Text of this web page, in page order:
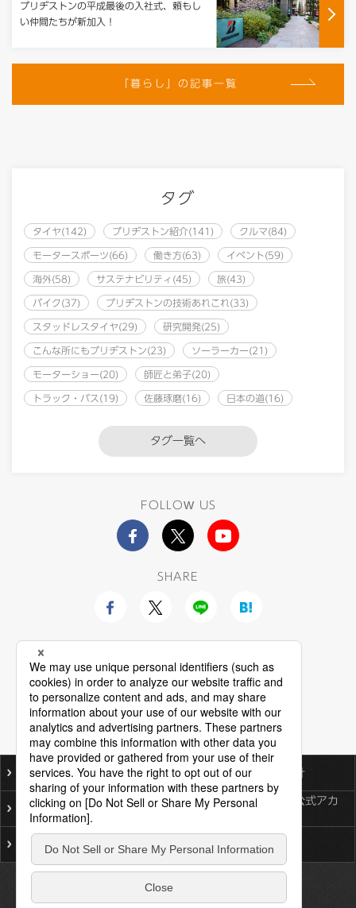
ブリヂストンの平成最後の入社式、頼もし
い仲間たちが新加入！
「暮らし」の記事一覧
タグ
タイヤ(142) ブリヂストン紹介(141) クルマ(84)
モータースポーツ(66) 働き方(63) イベント(59)
海外(58) サステナビリティ(45) 旅(43)
バイク(37) ブリヂストンの技術あれこれ(33)
スタッドレスタイヤ(29) 研究開発(25)
こんな所にもブリヂストン(23) ソーラーカー(21)
モーターショー(20) 師匠と弟子(20)
トラック・バス(19) 佐藤琢磨(16) 日本の道(16)
タグ一覧へ
FOLLOW US
SHARE
ご利用にあたって 個人情報保護基本方針
プライバシーポリシー
ソーシャルメディア公式アカ
サイトマップ お問い合わせ